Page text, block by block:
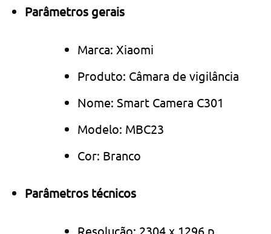
Parâmetros gerais
Marca: Xiaomi
Produto: Câmara de vigilância
Nome: Smart Camera C301
Modelo: MBC23
Cor: Branco
Parâmetros técnicos
Resolução: 2304 x 1296 p